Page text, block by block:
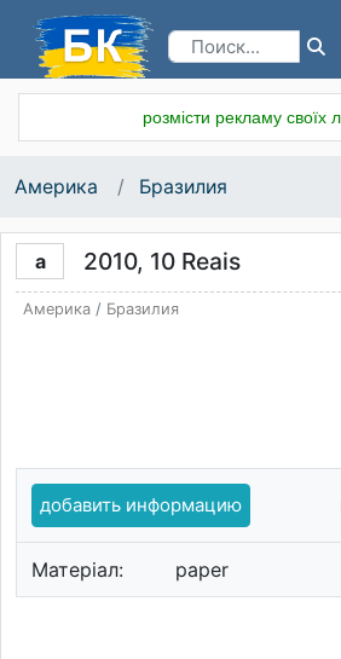
розмісти рекламу своїх
Америка Бразилия
a 2010, 10 Reais
Америка/ Бразилия
добавить информацию
Матеріал: paper